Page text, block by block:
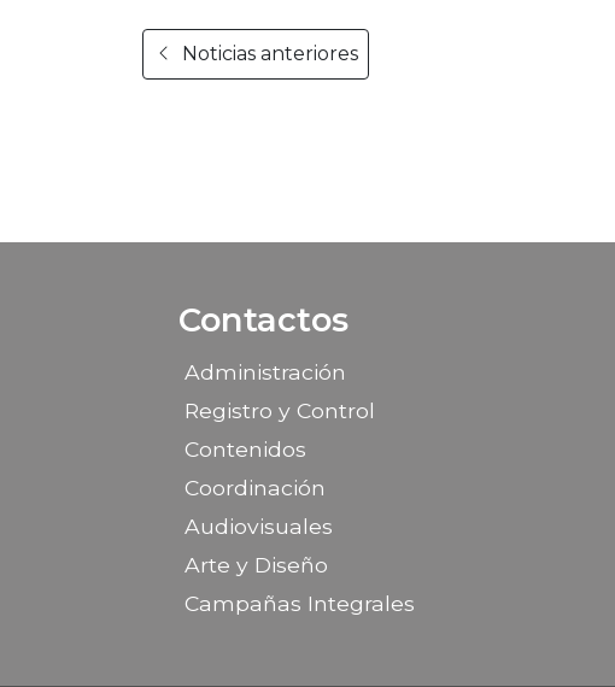
Noticias anteriores
Contactos
Administración
Registro y Control
Contenidos
Coordinación
Audiovisuales
Arte y Diseño
Campañas Integrales